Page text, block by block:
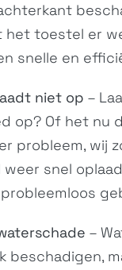
het toestel er
snelle en
niet op –
op? Of het nu
probleem, wij
snel
–
beschadigen,